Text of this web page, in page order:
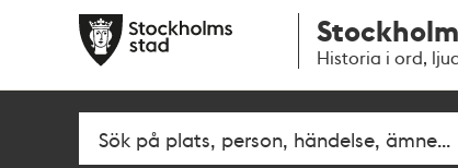
navigationen
huvudinnehållet
Historia i ord,
Fritextsök